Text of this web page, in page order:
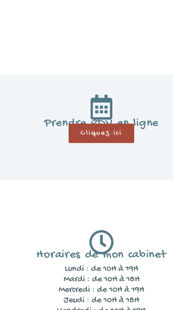
Prendre RDV en ligne
Cliquez ici
Horaires de mon cabinet
Lundi : de 10H à 19H
Mardi : de 10H à 18H
Mercredi : de 10H à 19H
Jeudi : de 10H à 18H